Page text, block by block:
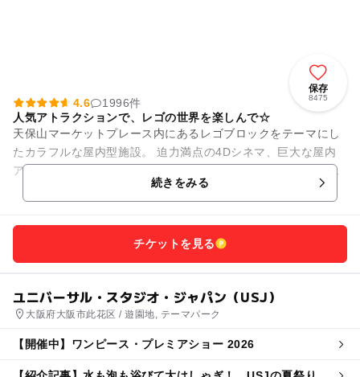
保存
8475
4.6
1996件
人気アトラクションで、レゴの世界を楽しんで☆
天保山マーケットプレース内にあるレゴブロックをテーマにし
たカラフルな屋内型施設。 迫力満点の4Dシネマ、巨大な屋内
アスレチック、レゴ作品の作り方を教えてくれるレゴ教室など
など、ブロックで遊んで...続きをみる
チケットを見る
ユニバーサル・スタジオ・ジャパン（USJ）
大阪府大阪市此花区 / 遊園地, テーマパーク
【開催中】ワンピース・プレミアショー 2026